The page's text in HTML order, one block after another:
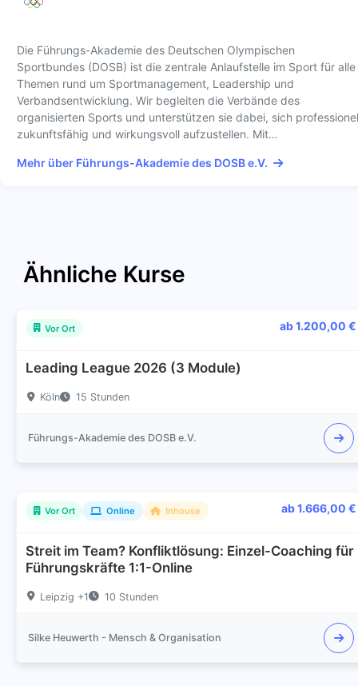
Die Führungs-Akademie des Deutschen Olympischen
Sportbundes (DOSB) ist die zentrale Anlaufstelle im Sport für alle
Themen rund um Sportmanagement, Leadership und
Verbandsentwicklung. Wir begleiten die Verbände des
organisierten Sports und unterstützen sie dabei, sich
zukunftsfähig und wirkungsvoll aufzustellen. Mit…
Mehr über Führungs-Akademie des DOSB e.V.
Ähnliche Kurse
Vor Ort ab 1.200,00 €
Leading League 2026 (3 Module)
Köln 15 Stunden
Führungs-Akademie des DOSB e.V.
Vor Ort Online Inhouse ab 1.666,00 €
Streit im Team? Konfliktlösung: Einzel-Coaching für
Führungskräfte 1:1-Online
Leipzig +1 10 Stunden
Silke Heuwerth - Mensch & Organisation